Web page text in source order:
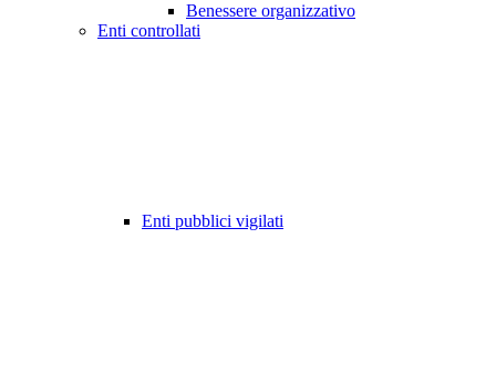
Benessere organizzativo
Enti controllati
Enti pubblici vigilati